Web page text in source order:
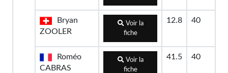
Bryan
ZOOLER
Voir la
fiche
12.8 40
Roméo
CABRAS
Voir la
fiche
41.5 40